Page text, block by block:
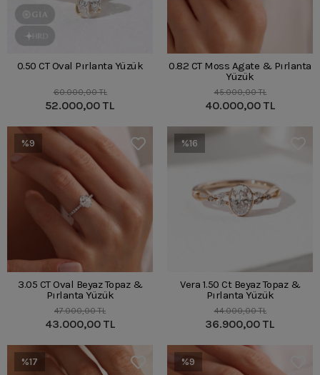
0.50 CT Oval Pırlanta Yüzük
60.000,00 TL
52.000,00 TL
0.82 CT Moss Agate & Pırlanta
Yüzük
45.000,00 TL
40.000,00 TL
%9
3.05 CT Oval Beyaz Topaz &
Pırlanta Yüzük
47.000,00 TL
43.000,00 TL
%16
Vera 1.50 Ct Beyaz Topaz &
Pırlanta Yüzük
44.000,00 TL
36.900,00 TL
%17 %9